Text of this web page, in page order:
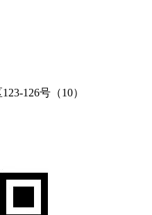
126号（10）